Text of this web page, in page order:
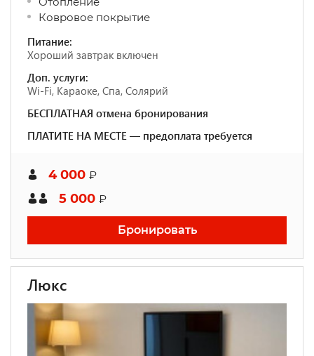
Ковровое покрытие
Питание:
Хороший завтрак включен
Доп. услуги:
Wi-Fi, Караоке, Спа, Солярий
БЕСПЛАТНАЯ отмена бронирования
ПЛАТИТЕ НА МЕСТЕ — предоплата требуется
4 000 ₽
5 000 ₽
Бронировать
Люкс